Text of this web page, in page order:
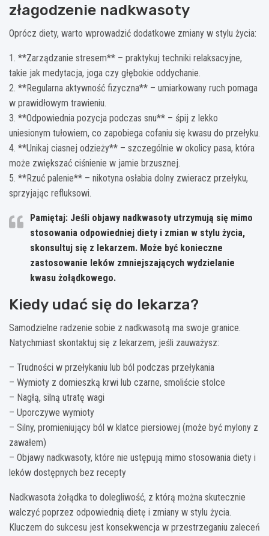
złagodzenie nadkwasoty
Oprócz diety, warto wprowadzić dodatkowe zmiany w stylu życia:
1. **Zarządzanie stresem** – praktykuj techniki relaksacyjne,
takie jak medytacja, joga czy głębokie oddychanie.
2. **Regularna aktywność fizyczna** – umiarkowany ruch pomaga
w prawidłowym trawieniu.
3. **Odpowiednia pozycja podczas snu** – śpij z lekko
uniesionym tułowiem, co zapobiega cofaniu się kwasu do przełyku.
4. **Unikaj ciasnej odzieży** – szczególnie w okolicy pasa, która
może zwiększać ciśnienie w jamie brzusznej.
5. **Rzuć palenie** – nikotyna osłabia dolny zwieracz przełyku,
sprzyjając refluksowi.
Pamiętaj: Jeśli objawy nadkwasoty utrzymują się mimo
stosowania odpowiedniej diety i zmian w stylu życia,
skonsultuj się z lekarzem. Może być konieczne
zastosowanie leków zmniejszających wydzielanie
kwasu żołądkowego.
Kiedy udać się do lekarza?
Samodzielne radzenie sobie z nadkwasotą ma swoje granice.
Natychmiast skontaktuj się z lekarzem, jeśli zauważysz:
– Trudności w przełykaniu lub ból podczas przełykania
– Wymioty z domieszką krwi lub czarne, smoliście stolce
– Nagłą, silną utratę wagi
– Uporczywe wymioty
– Silny, promieniujący ból w klatce piersiowej (może być mylony z
zawałem)
– Objawy nadkwasoty, które nie ustępują mimo stosowania diety i
leków dostępnych bez recepty
Nadkwasota żołądka to dolegliwość, z którą można skutecznie
walczyć poprzez odpowiednią dietę i zmiany w stylu życia.
Kluczem do sukcesu jest konsekwencja w przestrzeganiu zaleceń